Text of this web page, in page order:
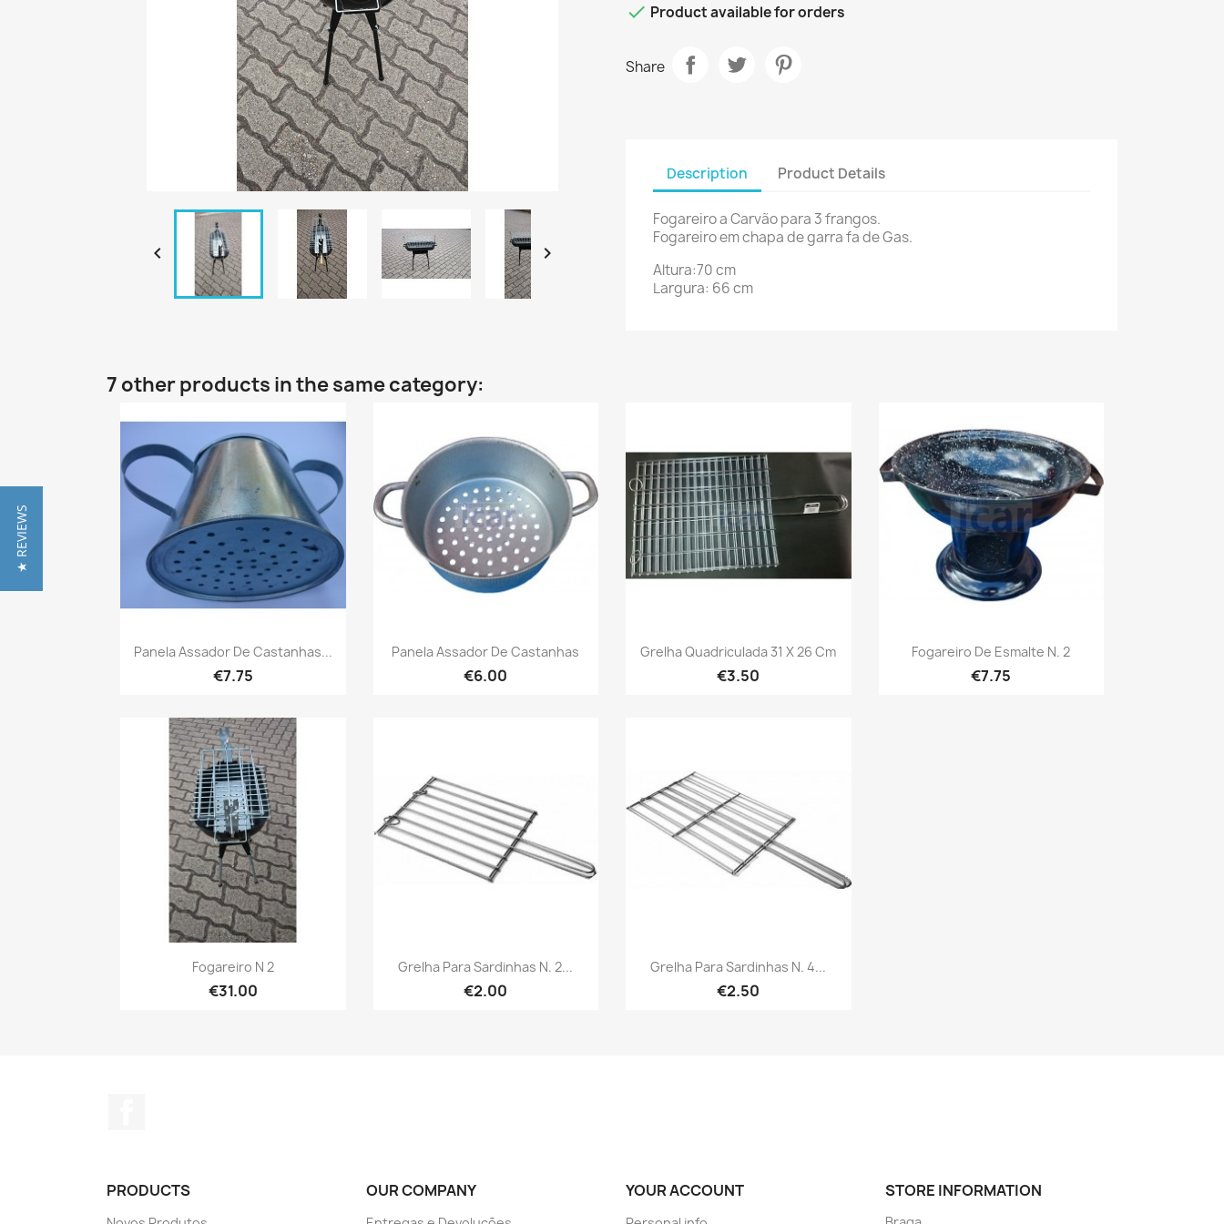
 
 Product available for orders
Share
Description Product Details
Fogareiro a Carvão para 3 frangos.
Fogareiro em chapa de garra fa de Gas.
Altura:70 cm
Largura: 66 cm
7 other products in the same category:
Panela Assador De Castanhas...
€7.75
Quick view Panela Assador De Castanhas
€6.00
Quick view Grelha Quadriculada 31 X 26 Cm
€3.50
Quick view Fogareiro De Esmalte N. 2
€7.75
Quick view
Fogareiro N 2
€31.00
Quick view Grelha Para Sardinhas N. 2...
€2.00
Quick view Grelha Para Sardinhas N. 4...
€2.50
Quick view
PRODUCTS OUR COMPANY YOUR ACCOUNT STORE INFORMATION
★ REVIEWS